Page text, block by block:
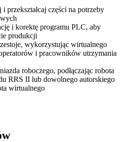
przekształcaj części na potrzeby
i korektę programu PLC, aby
produkcji
wykorzystując wirtualnego
i pracowników utrzymania
roboczego, podłączając robota
RRS II lub dowolnego autorskiego
wirtualnego